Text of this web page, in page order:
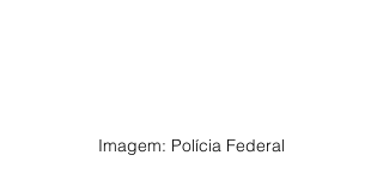
Imagem: Polícia Federal